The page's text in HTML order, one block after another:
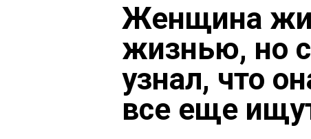
Женщина
жизнью, но
узнал, что
все еще